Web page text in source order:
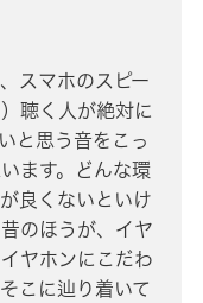
スマホのスピー
聴く人が絶対に
と思う音をこっ
ます。どんな環
良くないといけ
のほうが、イヤ
ヤホンにこだわ
こに辿り着いて